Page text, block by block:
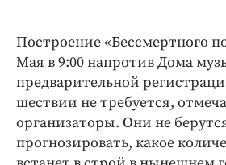
Построение «Бессмертного
Мая в 9:00 напротив Дома
предварительной
шествии не требуется,
организаторы. Они не
прогнозировать, какое